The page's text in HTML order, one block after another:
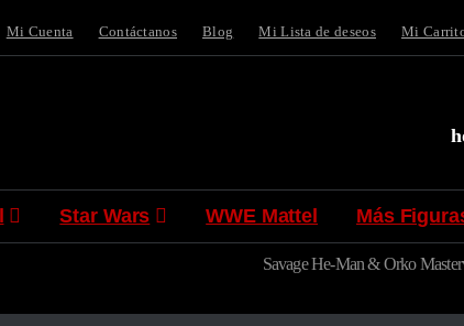
Mi Cuenta Contáctanos Blog Mi Lista de deseos Mi
Star Wars WWE Mattel Más
Savage He-Man & Orko